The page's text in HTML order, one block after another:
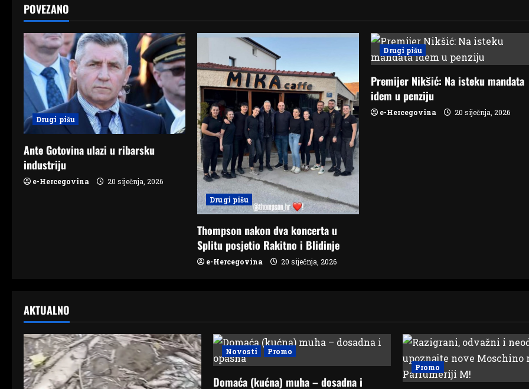
n
a
v
i
g
a
t
i
POVEZANO
Drugi pišu
Ante Gotovina ulazi u ribarsku
industriju
e-Hercegovina
20 siječnja, 2026
Drugi pišu
Thompson nakon dva koncerta u
Splitu posjetio Rakitno i Blidinje
e-Hercegovina 20 siječnja, 2026
Drugi pišu
Premijer Nikšić: Na isteku mandata
idem u penziju
e-Hercegovina 20 siječnja, 2026
AKTUALNO
Novosti Promo
Domaća (kućna) muha – dosadna i
Promo